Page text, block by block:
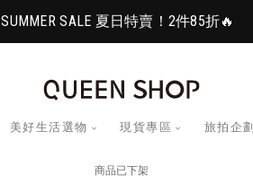
SUMMER SALE 夏日特賣！2件85折🔥
美好生活選物 現貨專區 旅拍企劃
商品已下架